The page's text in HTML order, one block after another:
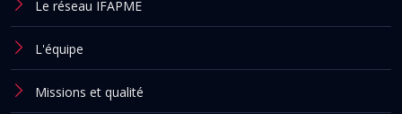
Le réseau IFAPME
L'équipe
Missions et qualité